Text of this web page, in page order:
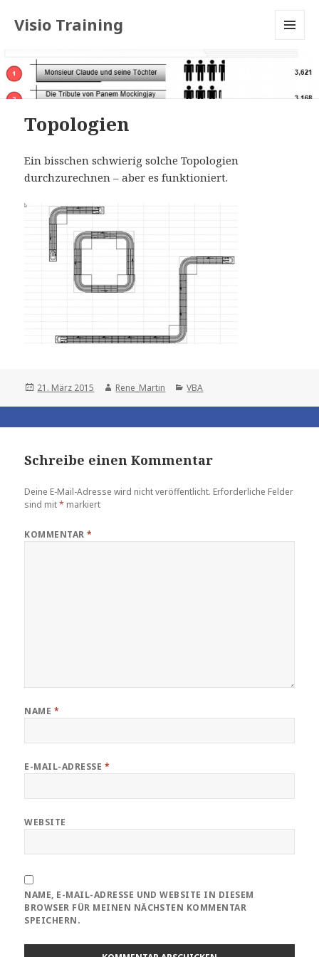
Visio Training
WIDGETS
Topologien
Ein bisschen schwierig solche Topologien
durchzurechnen – aber es funktioniert.
Posted
21. März 2015 Author
Rene_Martin Categories
VBA
Schreibe einen Kommentar
Deine E-Mail-Adresse wird nicht veröffentlicht. Erforderliche Felder
sind mit* markiert
KOMMENTAR*
NAME *
E-MAIL-ADRESSE *
WEBSITE
NAME, E-MAIL-ADRESSE UND WEBSITE IN DIESEM
BROWSER FÜR MEINEN NÄCHSTEN KOMMENTAR
SPEICHERN.